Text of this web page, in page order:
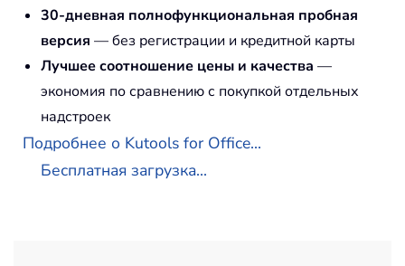
30-дневная полнофункциональная пробная
версия — без регистрации и кредитной карты
Лучшее соотношение цены и качества —
экономия по сравнению с покупкой отдельных
надстроек
Подробнее о Kutools for Office...
Бесплатная загрузка...